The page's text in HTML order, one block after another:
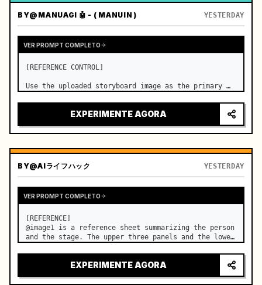
BY@MANUAGI 🤖 - ( MANUIN ) YESTERDAY
VER PROMPT COMPLETO
[REFERENCE CONTROL]
Use the uploaded storyboard image as the primary
design, costume design, environment, emotional
progression, and shot order.
EXPERIMENTE AGORA
BY@AIライフハック YESTERDAY
VER PROMPT COMPLETO
[REFERENCE]
@image1 is a reference sheet summarizing the person
and the stage. The upper three panels and the lower
the face, hair, body type, costume, and whole body
of the same woman appearing alone in the vi…
EXPERIMENTE AGORA